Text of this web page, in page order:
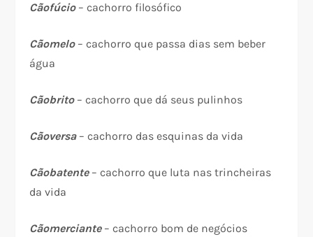
Cãofúcio– cachorro filosófico
Cãomelo– cachorro que passa dias sem beber
água
Cãobrito– cachorro que dá seus pulinhos
Cãoversa– cachorro das esquinas da vida
Cãobatente– cachorro que luta nas trincheiras
da vida
Cãomerciante– cachorro bom de negócios